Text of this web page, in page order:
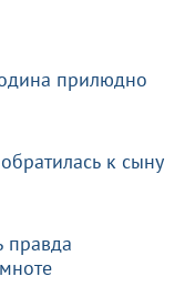
прилюдно
к сыну
правда